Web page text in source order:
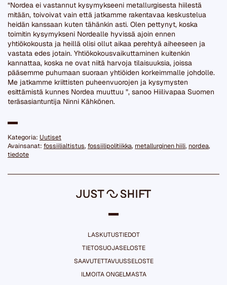
“Nordea ei vastannut kysymykseeni metallurgisesta hiilestä
mitään, toivoivat vain että jatkamme rakentavaa keskustelua
heidän kanssaan kuten tähänkin asti. Olen pettynyt, koska
toimitin kysymykseni Nordealle hyvissä ajoin ennen
yhtiökokousta ja heillä olisi ollut aikaa perehtyä aiheeseen ja
vastata edes jotain. Yhtiökokousvaikuttaminen kuitenkin
kannattaa, koska ne ovat niitä harvoja tilaisuuksia, joissa
pääsemme puhumaan suoraan yhtiöiden korkeimmalle johdolle.
Me jatkamme kriittisten puheenvuorojen ja kysymysten
esittämistä kunnes Nordea muuttuu ”, sanoo Hiilivapaa Suomen
teräsasiantuntija Ninni Kähkönen.
Kategoria: Uutiset
Avainsanat: fossiilialtistus, fossiilipolitiikka, metallurginen hiili, nordea,
tiedote
LASKUTUSTIEDOT
TIETOSUOJASELOSTE
SAAVUTETTAVUUSSELOSTE
ILMOITA ONGELMASTA